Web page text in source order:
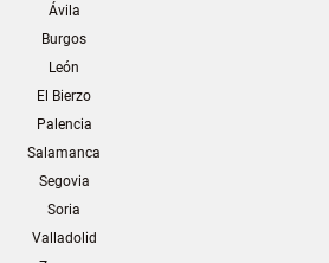
Ávila
Burgos
León
El Bierzo
Palencia
Salamanca
Segovia
Soria
Valladolid